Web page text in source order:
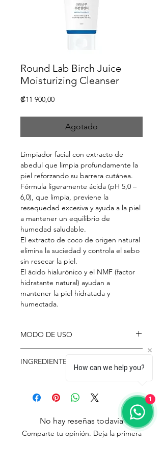
Round Lab Birch Juice
Moisturizing Cleanser
₡11 900,00Precio
Agotado
Limpiador facial con extracto de
abedul que limpia profundamente la
piel reforzando su barrera cutánea.
Fórmula ligeramente ácida (pH 5,0 –
6,0), que limpia, previene la
resequedad excesiva y ayuda a la piel
a mantener un equilibrio de
humedad saludable.
El extracto de coco de origen natural
elimina la suciedad y controla el sebo
sin resecar la piel.
El ácido hialurónico y el NMF (factor
hidratante natural) ayudan a
mantener la piel hidratada y
humectada.
MODO DE USO
limpiador sobre la piel húmeda y
realizá un delicado masaje con las
por todo el rostro, de la manera más
uniforme posible. Enjuagá con agua
INGREDIENTES
Alaninate , Laury Hydroxysultaine,
Disodium Cocoamphodiacetate,
Sodium Methyl Cocoyl Taurate ,
Acrylates/C10-30, Alky! Acrylate
Crosspolymer, Betula Platyphylla,
No hay reseñas todavía
Comparte tu opinión. Deja la primera
How can we help you?
1